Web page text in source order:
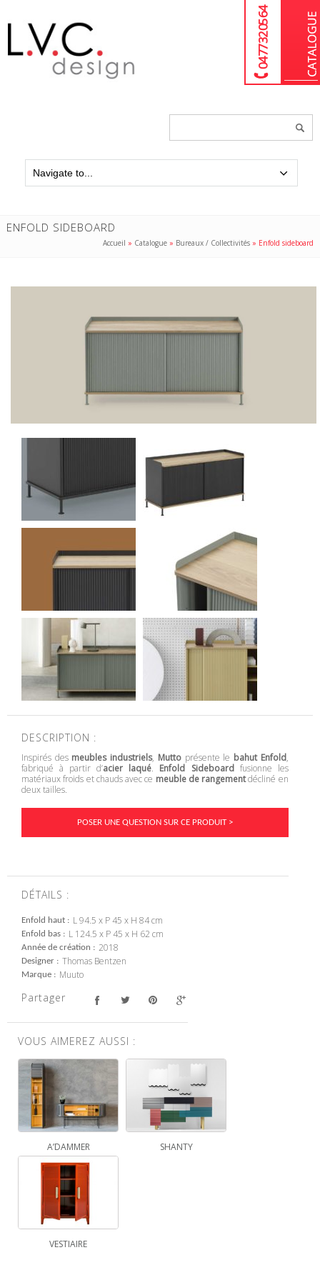
04 77 32 05 64
ENFOLD SIDEBOARD
Accueil » Catalogue » Bureaux / Collectivités » Enfold sideboard
DESCRIPTION :
Inspirés des meubles industriels, Muttoprésente le bahut Enfold,
fabriqué à partir d’acier laqué. Enfold Sideboardfusionne les
matériaux froids et chauds avec ce meuble de rangementdécliné en
deux tailles.
POSER UNE QUESTION SUR CE PRODUIT >
DÉTAILS :
Enfold haut L 94.5 x P 45 x H 84 cm
Enfold bas L 124.5 x P 45 x H 62 cm
Année de création 2018
Designer Thomas Bentzen
Marque Muuto
Partager
VOUS AIMEREZ AUSSI :
A’DAMMER SHANTY
VESTIAIRE